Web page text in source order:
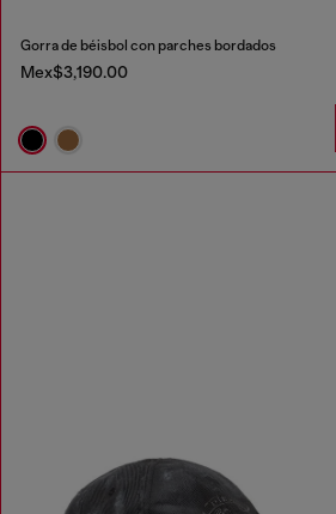
Gorra de béisbol con parches bordados
Mex$3,190.00